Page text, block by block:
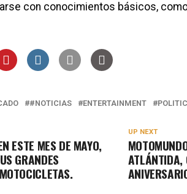
con conocimientos básicos,
#NOTICIAS ENTERTAINMENT
UP NEXT
ATLÁNTIDA,
ESTE MES DE MAYO,
GRANDES